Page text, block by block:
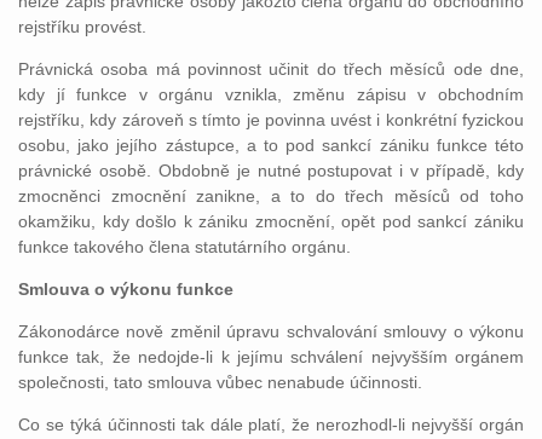
rejstříku provést.
Právnická osoba má povinnost učinit do třech měsíců ode dne,
kdy jí funkce v orgánu vznikla, změnu zápisu v obchodním
rejstříku, kdy zároveň s tímto je povinna uvést i konkrétní fyzickou
osobu, jako jejího zástupce, a to pod sankcí zániku funkce této
právnické osobě. Obdobně je nutné postupovat i v případě, kdy
zmocněnci zmocnění zanikne, a to do třech měsíců od toho
okamžiku, kdy došlo k zániku zmocnění, opět pod sankcí zániku
funkce takového člena statutárního orgánu.
Smlouva o výkonu funkce
Zákonodárce nově změnil úpravu schvalování smlouvy o výkonu
funkce tak, že nedojde-li k jejímu schválení nejvyšším orgánem
společnosti, tato smlouva vůbec nenabude účinnosti.
Co se týká účinnosti tak dále platí, že nerozhodl-li nejvyšší orgán